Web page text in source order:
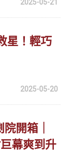
2025-05-21
星！輕巧
2025-05-20
開箱｜
幕爽到升